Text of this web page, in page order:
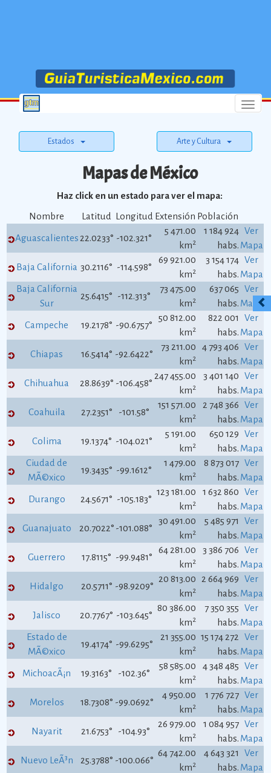
Menu
Estados Arte y Cultura
Mapas de México
Haz click en un estado para ver el mapa:
Nombre
Latitud Longitud Extensión Población
Aguascalientes 22.0233° -102.321°
5 471.00
km2
1 184 924
habs.
Ver
Mapa
Baja California 30.2116° -114.598°
69 921.00
km2
3 154 174
habs.
Ver
Mapa
Baja California
Sur
25.6415° -112.313°
73 475.00
km2
637 065
habs.
Ver
Mapa
Campeche 19.2178° -90.6757°
50 812.00
km2
822 001
habs.
Ver
Mapa
Chiapas 16.5414° -92.6422°
73 211.00
km2
4 793 406
habs.
Ver
Mapa
Chihuahua 28.8639° -106.458°
247 455.00
km2
3 401 140
habs.
Ver
Mapa
Coahuila 27.2351° -101.58°
151 571.00
km2
2 748 366
habs.
Ver
Mapa
Colima 19.1374° -104.021°
5 191.00
km2
650 129
habs.
Ver
Mapa
Ciudad de
MÃ©xico
19.3435° -99.1612°
1 479.00
km2
8 873 017
habs.
Ver
Mapa
Durango 24.5671° -105.183°
123 181.00
km2
1 632 860
habs.
Ver
Mapa
Guanajuato 20.7022° -101.088°
30 491.00
km2
5 485 971
habs.
Ver
Mapa
Guerrero 17.8115° -99.9481°
64 281.00
km2
3 386 706
habs.
Ver
Mapa
Hidalgo 20.5711° -98.9209°
20 813.00
km2
2 664 969
habs.
Ver
Mapa
Jalisco 20.7767° -103.645°
80 386.00
km2
7 350 355
habs.
Ver
Mapa
Estado de
MÃ©xico
19.4174° -99.6295°
21 355.00
km2
15 174 272
habs.
Ver
Mapa
MichoacÃ¡n 19.3163° -102.36°
58 585.00
km2
4 348 485
habs.
Ver
Mapa
Morelos 18.7308° -99.0692°
4 950.00
km2
1 776 727
habs.
Ver
Mapa
Nayarit 21.6753° -104.93°
26 979.00
km2
1 084 957
habs.
Ver
Mapa
Nuevo LeÃ³n 25.3788° -100.066°
64 742.00
km2
4 643 321
habs.
Ver
Mapa